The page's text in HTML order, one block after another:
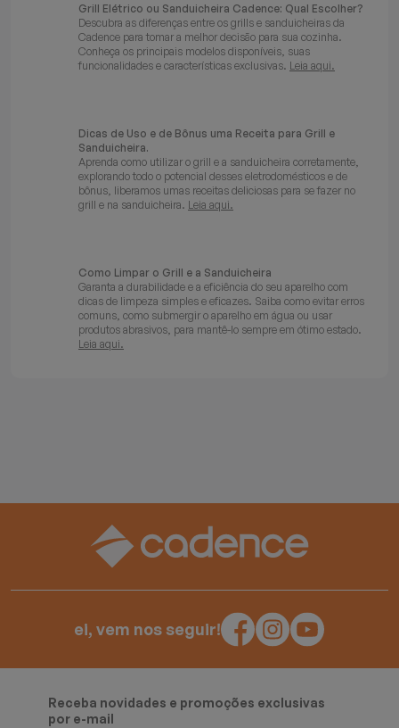
Grill Elétrico ou Sanduicheira Cadence: Qual Escolher?
Descubra as diferenças entre os grills e sanduicheiras da
Cadence para tomar a melhor decisão para sua cozinha.
Conheça os principais modelos disponíveis, suas
funcionalidades e características exclusivas. Leia aqui.
Dicas de Uso e de Bônus uma Receita para Grill e
Sanduicheira.
Aprenda como utilizar o grill e a sanduicheira corretamente,
explorando todo o potencial desses eletrodomésticos e de
bônus, liberamos umas receitas deliciosas para se fazer no
grill e na sanduicheira. Leia aqui.
Como Limpar o Grill e a Sanduicheira
Garanta a durabilidade e a eficiência do seu aparelho com
dicas de limpeza simples e eficazes. Saiba como evitar erros
comuns, como submergir o aparelho em água ou usar
produtos abrasivos, para mantê-lo sempre em ótimo estado.
Leia aqui.
ei, vem nos seguir!
Receba novidades e promoções exclusivas
por e-mail